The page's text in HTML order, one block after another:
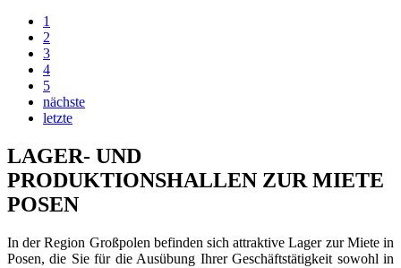
1
2
3
4
5
nächste
letzte
LAGER- UND
PRODUKTIONSHALLEN ZUR MIETE
POSEN
In der Region Großpolen befinden sich attraktive Lager zur Miete in
Posen, die Sie für die Ausübung Ihrer Geschäftstätigkeit sowohl in